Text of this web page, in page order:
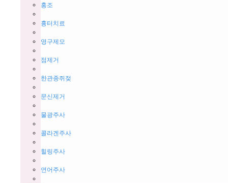
홍조
흉터치료
영구제모
점제거
한관종쥐젖
문신제거
물광주사
콜라겐주사
힐링주사
연어주사